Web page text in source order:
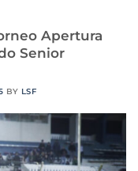
Apertura
Senior
BY LSF